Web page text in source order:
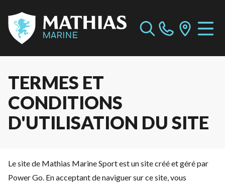
TERMES ET
CONDITIONS
D'UTILISATION DU SITE
Le site de Mathias Marine Sport est un site créé et géré par
Power Go. En acceptant de naviguer sur ce site, vous